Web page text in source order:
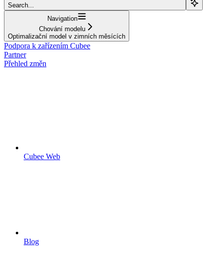
Search...
Navigation
Chování modelu
Optimalizační model v zimních měsících
Podpora k zařízením Cubee
Partner
Přehled změn
Cubee Web
Blog